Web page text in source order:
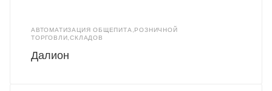
АВТОМАТИЗАЦИЯ ОБЩЕПИТА,РОЗНИЧНОЙ
ТОРГОВЛИ,СКЛАДОВ
Далион